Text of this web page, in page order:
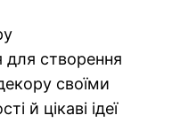
для створення
своїми
й цікаві ідеї